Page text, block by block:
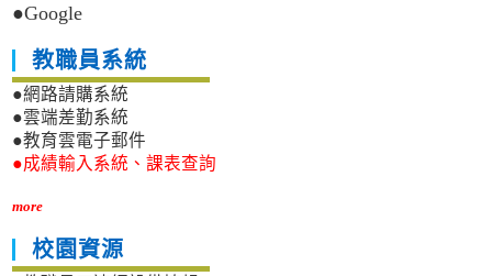
●Google
教職員系統
●網路請購系統
●雲端差勤系統
●教育雲電子郵件
●成績輸入系統、課表查詢
more
校園資源